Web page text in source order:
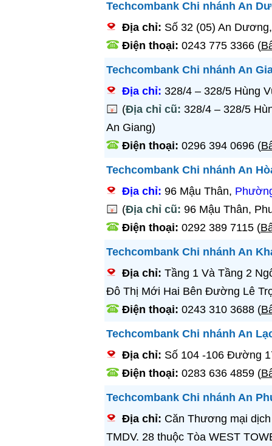
Techcombank Chi nhánh An
Địa chỉ: Số 32 (05) An
Điện thoại: 0243 775 3366(
Techcombank Chi nhánh An
Địa chỉ: 328/4 – 328/5 Hùng
(Địa chỉ cũ: 328/4 – 328/5
An Giang)
Điện thoại: 0296 394 0696(
Techcombank Chi nhánh An
Địa chỉ: 96 Mậu Thân,
(Địa chỉ cũ: 96 Mậu Thân,
Điện thoại: 0292 389 7115(
Techcombank Chi nhánh An
Địa chỉ: Tầng 1 Và Tầng 2
Đô Thị Mới Hai Bên Đường Lê
Điện thoại: 0243 310 3688(
Techcombank Chi nhánh An
Địa chỉ: Số 104 -106 Đường
Điện thoại: 0283 636 4859(
Techcombank Chi nhánh An
Địa chỉ: Căn Thương mại
TMDV. 28 thuộc Tòa WEST